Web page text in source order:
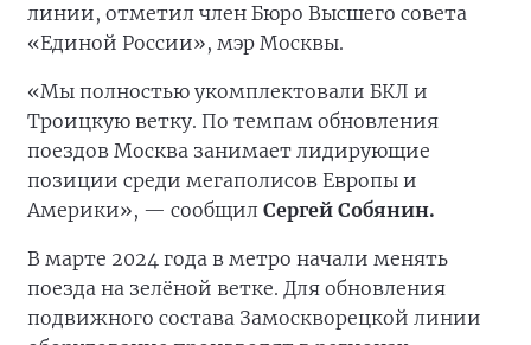
линии, отметил член Бюро Высшего совета
«Единой России», мэр Москвы.
«Мы полностью укомплектовали БКЛ и
Троицкую ветку. По темпам обновления
поездов Москва занимает лидирующие
позиции среди мегаполисов Европы и
Америки», — сообщил Сергей Собянин.
В марте 2024 года в метро начали менять
поезда на зелёной ветке. Для обновления
подвижного состава Замоскворецкой линии